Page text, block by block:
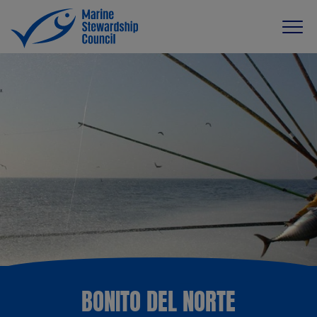
BONITO DEL NORTE